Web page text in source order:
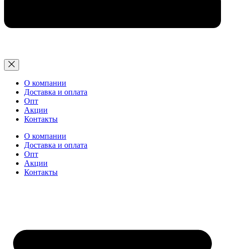
О компании
Доставка и оплата
Опт
Акции
Контакты
О компании
Доставка и оплата
Опт
Акции
Контакты